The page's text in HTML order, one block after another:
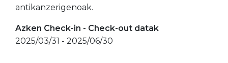
antikanzerigenoak.
Azken Check-in - Check-out datak
2025/03/31 - 2025/06/30